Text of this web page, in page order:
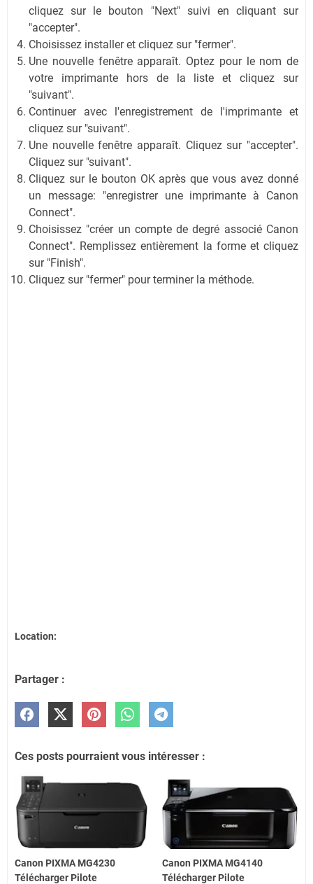
cliquez sur le bouton "Next" suivi en cliquant sur
"accepter".
Choisissez installer et cliquez sur "fermer".
Une nouvelle fenêtre apparaît. Optez pour le nom de
votre imprimante hors de la liste et cliquez sur
"suivant".
Continuer avec l'enregistrement de l'imprimante et
cliquez sur "suivant".
Une nouvelle fenêtre apparaît. Cliquez sur "accepter".
Cliquez sur "suivant".
Cliquez sur le bouton OK après que vous avez donné
un message: "enregistrer une imprimante à Canon
Connect".
Choisissez "créer un compte de degré associé Canon
Connect". Remplissez entièrement la forme et cliquez
sur "Finish".
Cliquez sur "fermer" pour terminer la méthode.
Location:
Partager :
Ces posts pourraient vous intéresser :
Canon PIXMA MG4230
Télécharger Pilote
Canon PIXMA MG4140
Télécharger Pilote